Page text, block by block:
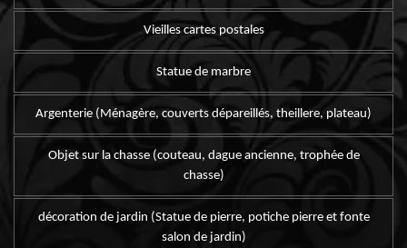
Vieilles cartes postales
Statue de marbre
Argenterie (Ménagère, couverts dépareillés, theillere, plateau)
Objet sur la chasse (couteau, dague ancienne, trophée de
chasse)
décoration de jardin (Statue de pierre, potiche pierre et fonte
salon de jardin)